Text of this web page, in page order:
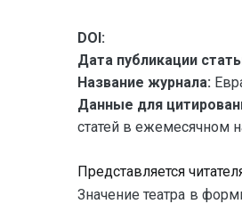
DOI:
Дата публикации
Название журнала:
Данные для
статей в ежемесячном
Представляется
Значение театра в